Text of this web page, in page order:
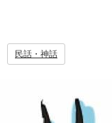
民話・神話